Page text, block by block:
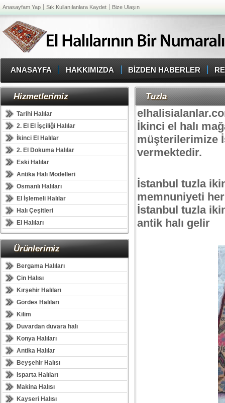
Anasayfam Yap Sık Kullanılanlara Kaydet Bize Ulaşın
ANASAYFA HAKKIMIZDA BİZDEN HABERLER
Hizmetlerimiz
Tarihi Halılar
2. El El İşçiliği Halılar
İkinci El Halılar
2. El Dokuma Halılar
Eski Halılar
Antika Halı Modelleri
Osmanlı Halıları
El İşlemeli Halılar
Halı Çeşitleri
El Halıları
Ürünlerimiz
Bergama Halıları
Çin Halısı
Kırşehir Halıları
Gördes Halıları
Kilim
Duvardan duvara halı
Konya Halıları
Antika Halılar
Beyşehir Halısı
Isparta Halıları
Makina Halısı
Kayseri Halısı
Tuzla
İkinci el halı
müşterilerimize
vermektedir.
İstanbul tuzla
memnuniyeti
İstanbul tuzla
antik halı gelir